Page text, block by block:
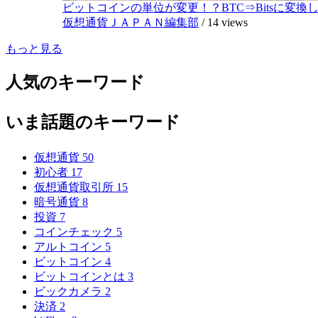
ビットコインの単位が変更！？BTC⇒Bitsに変換し
仮想通貨ＪＡＰＡＮ編集部 / 14 views
もっと見る
人気のキーワード
いま話題のキーワード
仮想通貨 50
初心者 17
仮想通貨取引所 15
暗号通貨 8
投資 7
コインチェック 5
アルトコイン 5
ビットコイン 4
ビットコインとは 3
ビックカメラ 2
決済 2